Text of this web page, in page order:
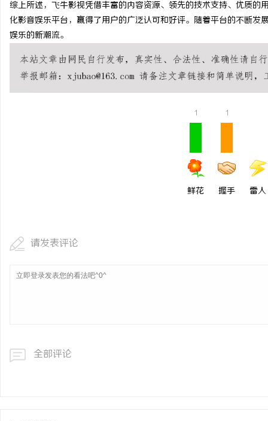
综上所述，飞牛影视凭借丰富的内容资源、领先的技术支持、优质
化影音娱乐平台，赢得了用户的广泛认可和好评。随着平台的不断
娱乐的新潮流。
1
鲜花
1
握手 雷人
请发表评论
全部评论
青鸟影视：打造多元化
台